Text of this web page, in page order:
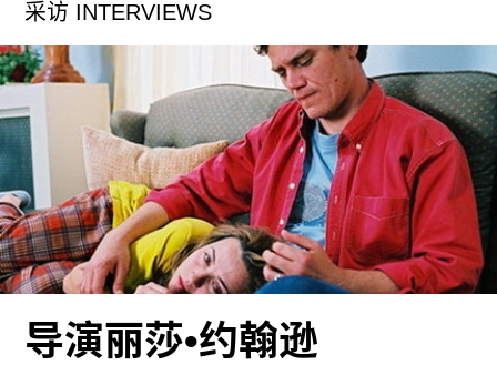
塑，它还长着一对巨大的银色翅膀。难道这是要把
我们带到不胜寒的高处？
正如薛堤的那辆异想天开的汽车那样，第四届印度
艺术博览会也力图创造一些新高——连博览会的名
字都变了。（此前叫印度艺术峰会）。这次，博览
会总监Neha Kirpal别出心裁，占用了位于德里
Okhla区NSIC展览会场的47英亩面积，比去年的马
丹会展中心要大得多。此外，本届印度艺术博览会
的股东也是来者不善：PR Agency Hanmer &
Partners的创始人Sunil Gautum将其股份卖给了香
港国际艺术展的联合创建人威尔•伦塞（Will
采访 INTERVIEWS
导演丽莎•约翰逊